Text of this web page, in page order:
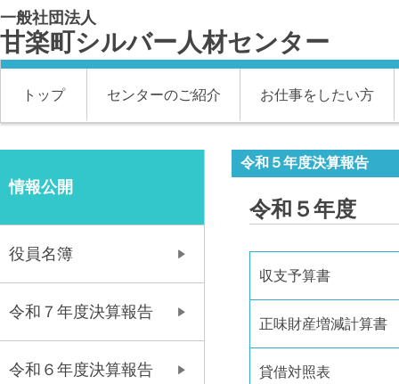
一般社団法人
甘楽町シルバー人材センター
トップ センターのご紹介 お仕事をしたい方
令和５年度決算報告
令和５年度
収支予算書
正味財産増減計算書
貸借対照表
情報公開
役員名簿
令和７年度決算報告
令和６年度決算報告